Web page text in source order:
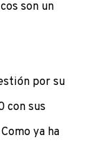
son un
por su
con sus
ya ha